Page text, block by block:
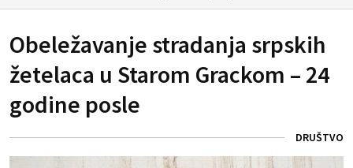
Obeležavanje stradanja srpskih
žetelaca u Starom Grackom – 24
godine posle
DRUŠTVO